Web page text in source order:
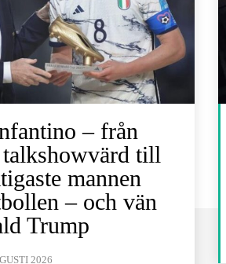
– från
till
mannen
– och vän
Trump
2026